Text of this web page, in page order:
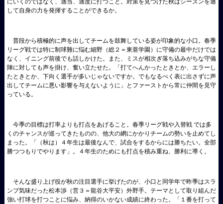
にいくのではなく、適当、適度に打つこと。対策を見つけた秋はシーズンを通
して自身の力を発揮することができるか。
普段から積極的に声を出してチームを鼓舞している姿が印象的な小口。春季
リーグ戦では特に制球難に悩む細野（総２＝東亜学園）に守備の最中だけでは
なく、イニング前後でも話しかけた。また、ミスが相次ぎ落ち込みがちな守備
陣に対しても声を掛け、奮い立たせた。「打てへんかったときとか、エラーし
たときとか、下向く選手が多いじゃないですか。でもなるべく表に出さずに声
出してチームに悪い影響を与えないように」とファーストから常に仲間を見守
っている。
今季の目標は打率よりも打点をあげること。春季リーグ戦や入替戦 では多
くのチャンスが巡ってきたものの、他大の網にかかりチームの勢いを止めてし
まった。「（秋は）４年生は最後なんで、試合をするからには勝ちたい。全部
勝つつもりでやります」。４年生のためにも打点を積み重ね、勝利に導く。
そんな盛り上げ役が秋の注目選手に挙げたのが、小口と同学年で昨季はスラ
ンプ気味だった松本渉（営３＝龍谷大平安）外野手。テーマとして取り組んだ
強い打球を打つことに悩み、納得のいかない成績に終わった。「１番を打って